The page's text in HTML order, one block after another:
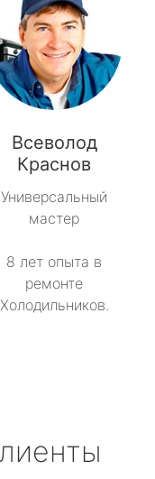
Всеволод
Краснов
Универсальный
мастер
8 лет опыта в
ремонте
Холодильников.